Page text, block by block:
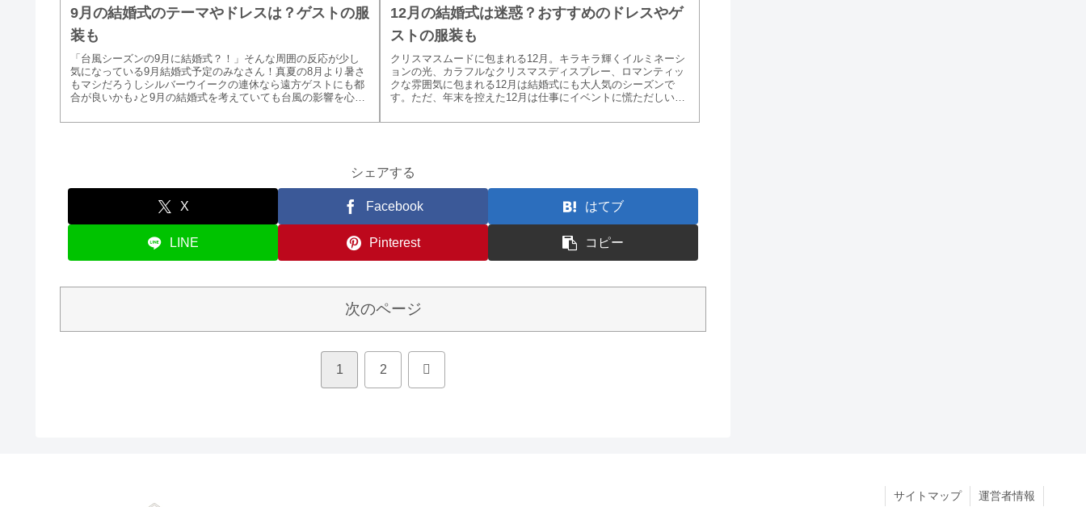
9月の結婚式のテーマやドレスは？ゲストの服
装も
「台風シーズンの9月に結婚式？！」そんな周囲の反応が少し
気になっている9月結婚式予定のみなさん！真夏の8月より暑さ
もマシだろうしシルバーウイークの連休なら遠方ゲストにも都
合が良いかも♪と9月の結婚式を考えていても台風の影響を心配
12月の結婚式は迷惑？おすすめのドレスやゲ
ストの服装も
クリスマスムードに包まれる12月。キラキラ輝くイルミネーシ
ョンの光、カラフルなクリスマスディスプレー、ロマンティッ
クな雰囲気に包まれる12月は結婚式にも大人気のシーズンで
す。ただ、年末を控えた12月は仕事にイベントに慌ただしい時
シェアする
X Facebook はてブ
LINE Pinterest コピー
次のページ
1 2 次
サイトマップ 運営者情報